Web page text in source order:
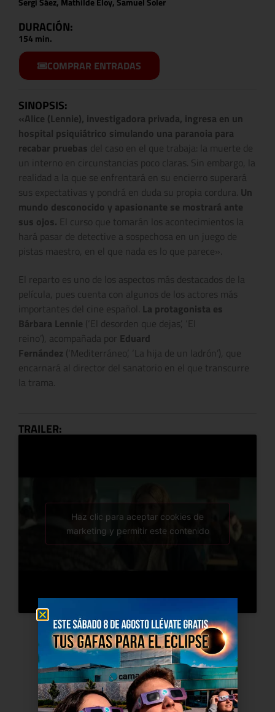
DURACIÓN:
154 min.
COMPRAR ENTRADAS
SINOPSIS:
«Alice (Lennie), investigadora privada, ingresa en un
hospital psiquiátrico simulando una paranoia para
recabar pruebas del caso en el que trabaja: la muerte de
un interno en circunstancias poco claras. Sin embargo, la
realidad a la que se enfrentará en su encierro superará
sus expectativas y pondrá en duda su propia cordura. Un
mundo desconocido y apasionante se mostrará ante
sus ojos. El curso que tomarán los acontecimientos la
hará pasar de detective a sospechosa en un juego de
pistas maestro, en el que nada es lo que parece».
El reparto es uno de los aspectos más destacados de la
película, pues cuenta con algunos de los actores más
importantes del cine español. La protagonista es
Bárbara Lennie (‘El desorden que dejas’, ‘El
reino’), acompañada por Eduard
Fernández (‘Mediterráneo’, ‘La hija de un ladrón’), que
encarnará al director del sanatorio en el que transcurre
la trama.
TRAILER:
Haz clic para aceptar cookies de
marketing y permitir este contenido